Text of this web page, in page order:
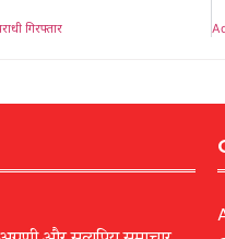
गिरफ्तार